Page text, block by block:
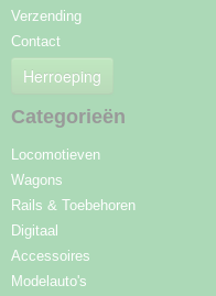
Verzending
Contact
Herroeping
Categorieën
Locomotieven
Wagons
Rails & Toebehoren
Digitaal
Accessoires
Modelauto's